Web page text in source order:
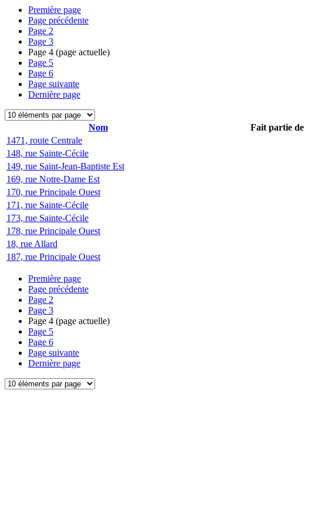
Première page
Page précédente
Page 2
Page 3
Page 4 (page actuelle)
Page 5
Page 6
Page suivante
Dernière page
Nom Fait partie de
1471, route Centrale
148, rue Sainte-Cécile
149, rue Saint-Jean-Baptiste Est
169, rue Notre-Dame Est
170, rue Principale Ouest
171, rue Sainte-Cécile
173, rue Sainte-Cécile
178, rue Principale Ouest
18, rue Allard
187, rue Principale Ouest
Première page
Page précédente
Page 2
Page 3
Page 4 (page actuelle)
Page 5
Page 6
Page suivante
Dernière page